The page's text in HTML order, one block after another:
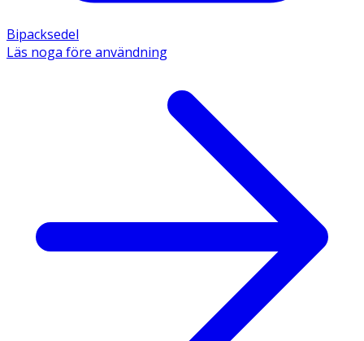
Bipacksedel
Läs noga före användning